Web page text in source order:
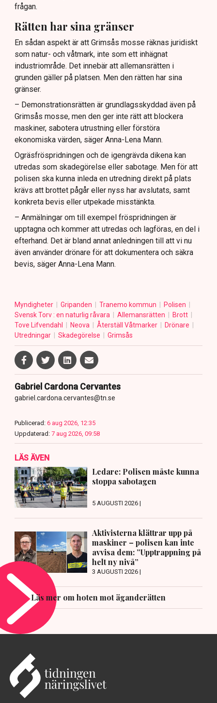
frågan.
Rätten har sina gränser
En sådan aspekt är att Grimsås mosse räknas juridiskt
som natur- och våtmark, inte som ett inhägnat
industriområde. Det innebär att allemansrätten i
grunden gäller på platsen. Men den rätten har sina
gränser.
– Demonstrationsrätten är grundlagsskyddad även på
Grimsås mosse, men den ger inte rätt att blockera
maskiner, sabotera utrustning eller förstöra
ekonomiska värden, säger Anna-Lena Mann.
Ogräsfröspridningen och de igengrävda dikena kan
utredas som skadegörelse eller sabotage. Men för att
polisen ska kunna inleda en utredning direkt på plats
krävs att brottet pågår eller nyss har avslutats, samt
konkreta bevis eller utpekade misstänkta.
– Anmälningar om till exempel fröspridningen är
upptagna och kommer att utredas och lagföras, en del i
efterhand. Det är bland annat anledningen till att vi nu
även använder drönare för att dokumentera och säkra
bevis, säger Anna-Lena Mann.
Myndigheter Gripanden Tranemo kommun
Polisen
Svensk Torv : en naturlig råvara
Allemansrätten
Brott
Tove Lifvendahl
Neova Återställ Våtmarker
Drönare
Utredningar
Skadegörelse Grimsås
Gabriel Cardona Cervantes
gabriel.cardona.cervantes@tn.se
Publicerad: 6 aug 2026, 12:35
Uppdaterad: 7 aug 2026, 09:58
LÄS ÄVEN
Ledare: Polisen måste kunna
stoppa sabotagen
5 AUGUSTI 2026 |
Aktivisterna klättrar upp på
maskiner – polisen kan inte
avvisa dem: ”Upptrappning på
helt ny nivå”
3 AUGUSTI 2026 |
Läs mer om hoten mot äganderätten